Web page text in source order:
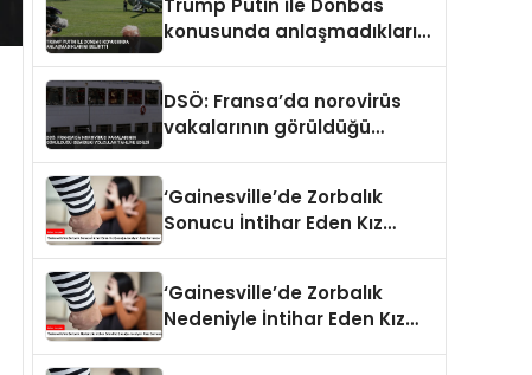
Trump Putin ile Donbas
konusunda anlaşmadıklarını
DSÖ: Fransa’da norovirüs
vakalarının görüldüğü
‘Gainesville’de Zorbalık
Sonucu İntihar Eden Kız
‘Gainesville’de Zorbalık
Nedeniyle İntihar Eden Kız